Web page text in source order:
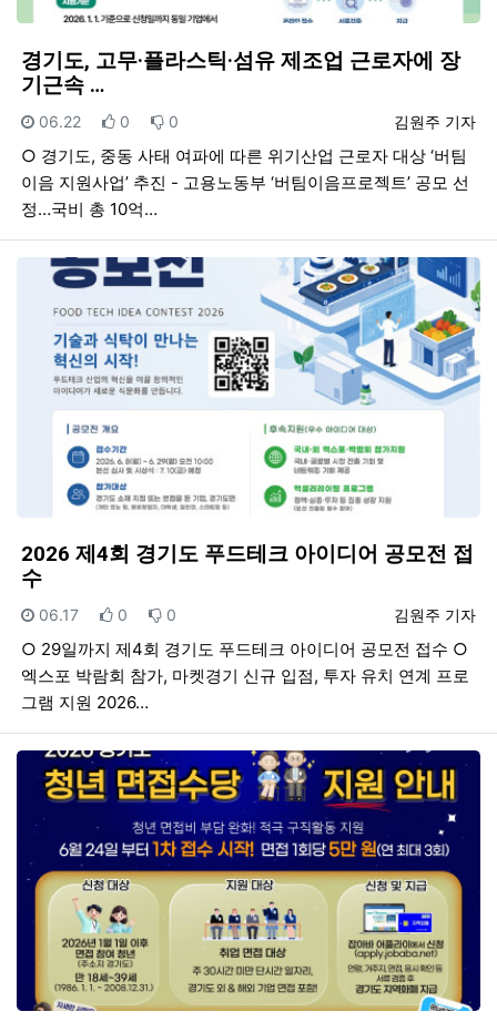
경기도, 고무·플라스틱·섬유 제조업 근로자에 장
기근속 …
등록자
김원주 기자
등록일
06.22 추천
0 비추천
0
○ 경기도, 중동 사태 여파에 따른 위기산업 근로자 대상 ‘버팀
이음 지원사업’ 추진 - 고용노동부 ‘버팀이음프로젝트’ 공모 선
정…국비 총 10억…
2026 제4회 경기도 푸드테크 아이디어 공모전 접
수
등록자
김원주 기자
등록일
06.17 추천
0 비추천
0
○ 29일까지 제4회 경기도 푸드테크 아이디어 공모전 접수 ○
엑스포 박람회 참가, 마켓경기 신규 입점, 투자 유치 연계 프로
그램 지원 2026…